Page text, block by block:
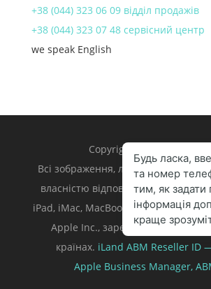
+38 (044) 323 06 09 відділ продажів
+38 (044) 323 07 48 сервісний центр
we speak English
Copyright 1998 – 2024
Всі зображення, логотипи та
власністю відповідних власників.
iPad, iMac, MacBook, Mac є
Apple Inc., зареєстрованими у
країнах. iLand ABM Reseller ID
Apple Business Manager,